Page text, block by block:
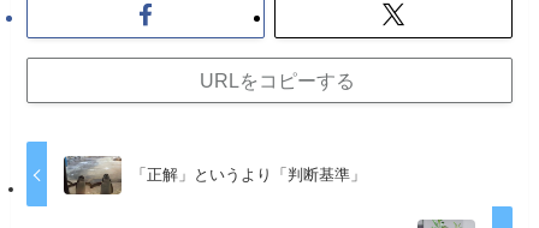
URLをコピーする
「正解」というより「判断基準」